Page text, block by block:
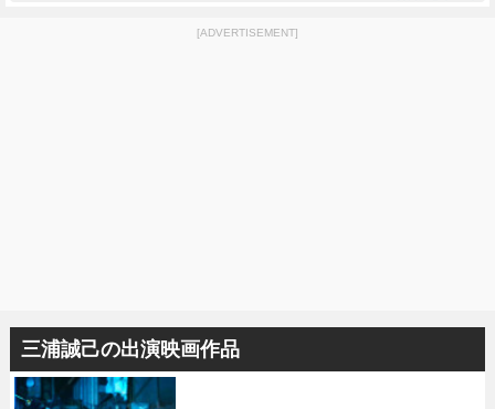
[ADVERTISEMENT]
三浦誠己の出演映画作品